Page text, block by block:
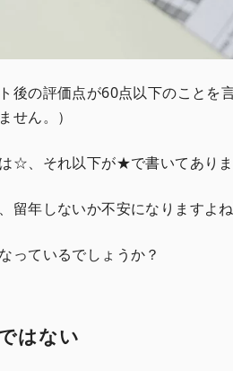
後の評価点が60点以下のことを言
せん。）
☆、それ以下が★で書いてありま
留年しないか不安になりますよね
っているでしょうか？
はない